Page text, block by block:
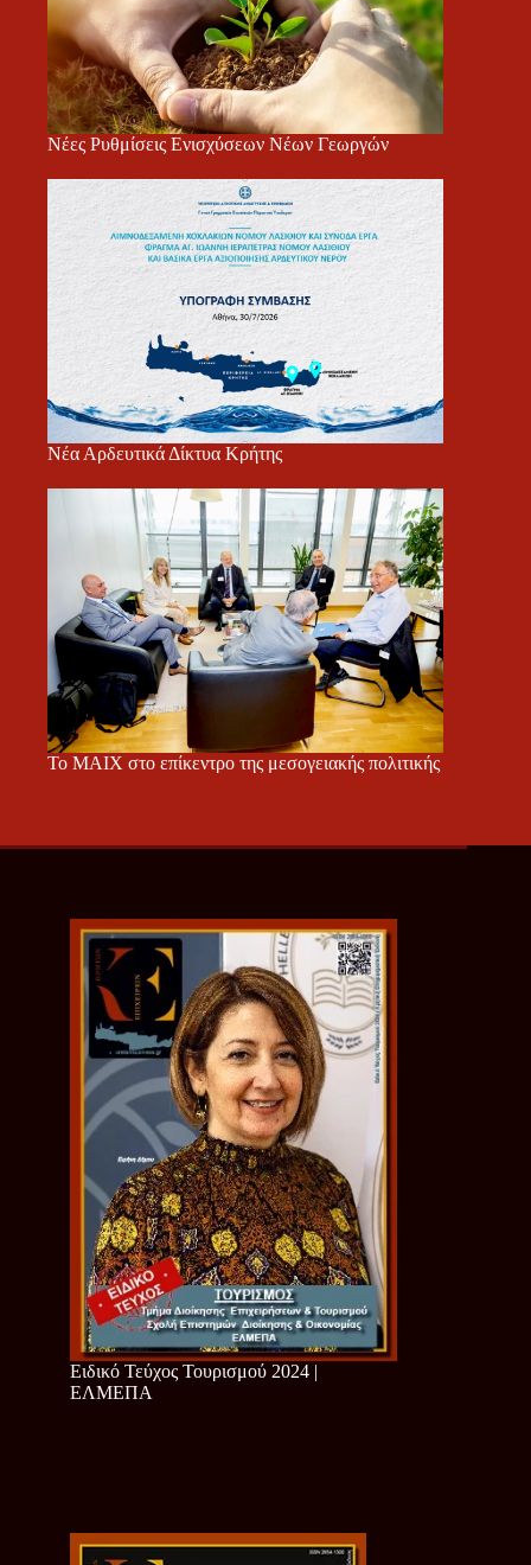
Νέες Ρυθμίσεις Ενισχύσεων Νέων Γεωργών
Νέα Αρδευτικά Δίκτυα Κρήτης
Το ΜΑΙΧ στο επίκεντρο της μεσογειακής πολιτικής
Ειδικό Τεύχος Τουρισμού 2024 |
ΕΛΜΕΠΑ